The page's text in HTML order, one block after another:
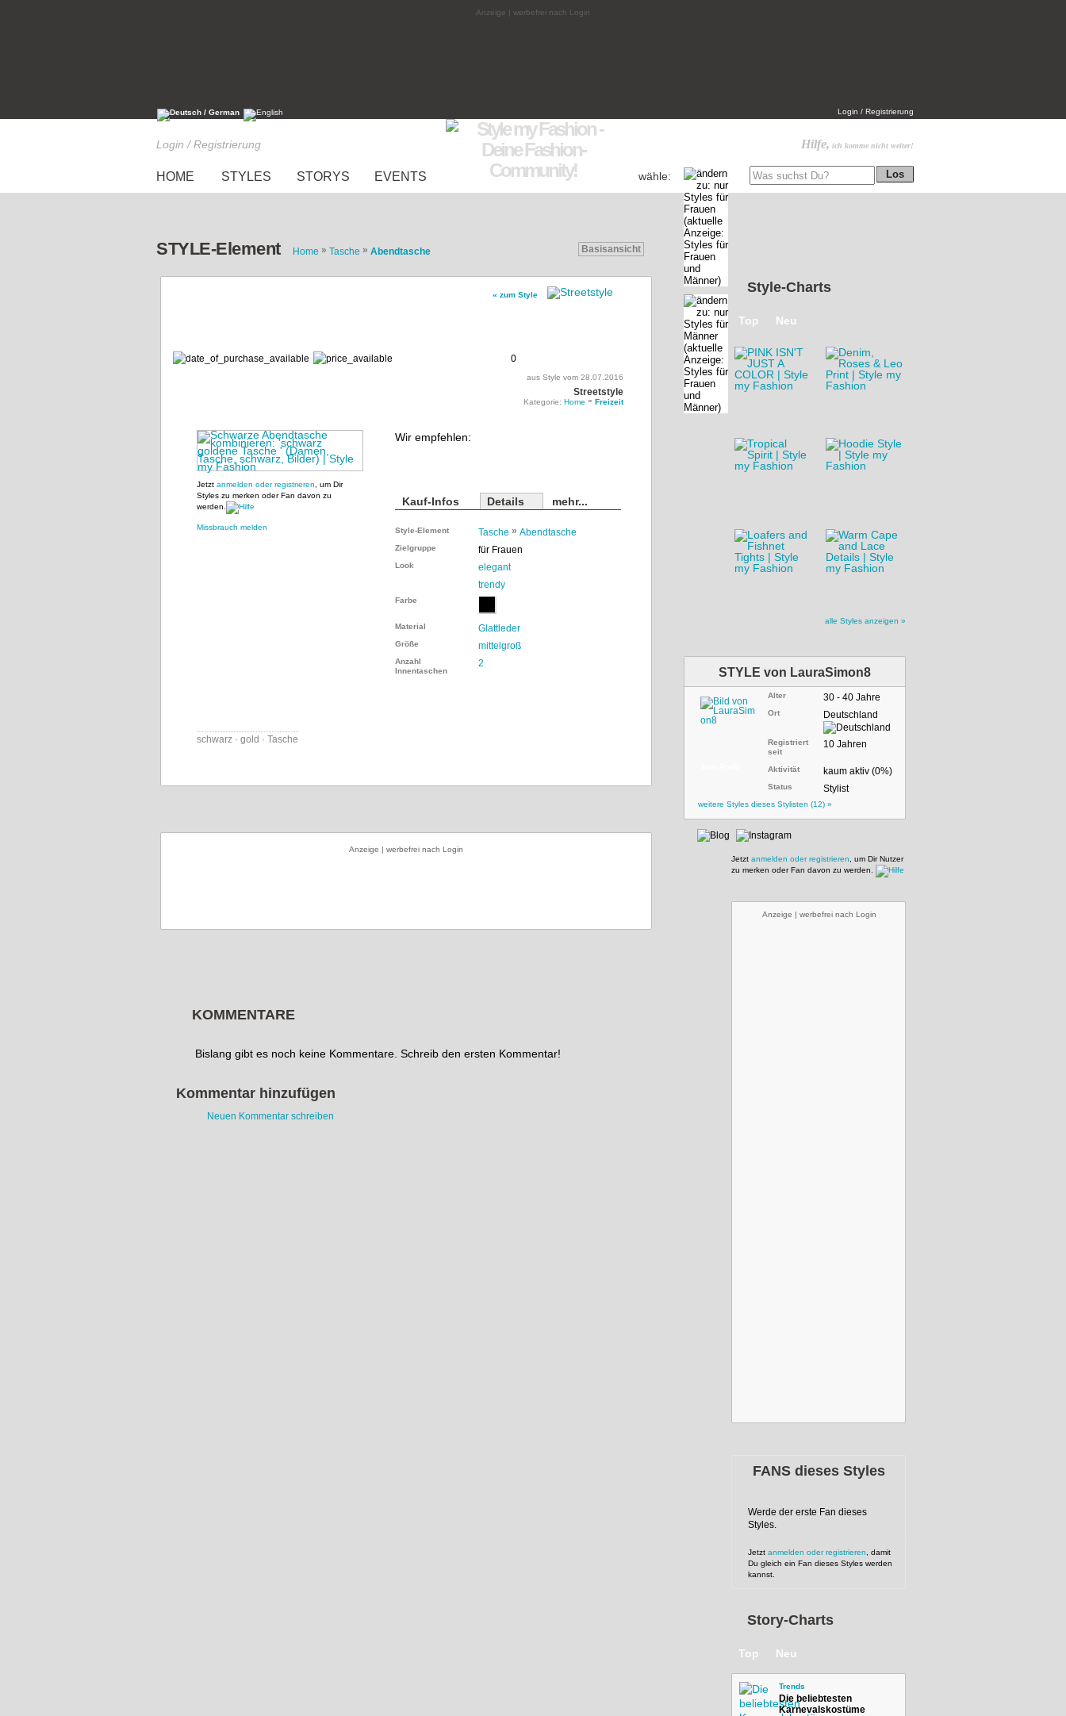
Anzeige | werbefrei nach Login
Login / Registrierung
Hilfe, ich komme nicht weiter!
Login / Registrierung
HOME STYLES STORYS EVENTS wähle:
STYLE-Element Home » Tasche » Abendtasche Basisansicht
« zum Style
0
aus Style vom 28.07.2016
Streetstyle
Kategorie: Home » Freizeit
Jetzt anmelden oder registrieren , um Dir
Styles zu merken oder Fan davon zu
werden.
Missbrauch melden
Wir empfehlen:
Kauf-Infos Details mehr...
Style-Element Tasche » Abendtasche
Zielgruppe für Frauen
Look
elegant
trendy
Farbe
Material Glattleder
Größe mittelgroß
Anzahl
Innentaschen
2
schwarz · gold · Tasche
Anzeige | werbefrei nach Login
KOMMENTARE
Bislang gibt es noch keine Kommentare. Schreib den ersten Kommentar!
Kommentar hinzufügen
Neuen Kommentar schreiben
Style-Charts
Top Neu
alle Styles anzeigen »
STYLE von LauraSimon8
Alter 30 - 40 Jahre
Ort Deutschland
Registriert
seit
10 Jahren
Aktivität kaum aktiv (0%)
Status Stylist
weitere Styles dieses Stylisten (12) »
Jetzt anmelden oder registrieren , um Dir Nutzer
zu merken oder Fan davon zu werden.
Anzeige | werbefrei nach Login
FANS dieses Styles
Werde der erste Fan dieses
Styles.
Jetzt anmelden oder registrieren , damit
Du gleich ein Fan dieses Styles werden
kannst.
Story-Charts
Top Neu
Trends
Die beliebtesten
Karnevalskostüme